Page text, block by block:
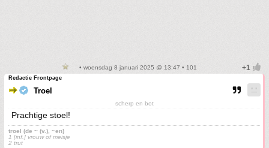
• woensdag 8 januari 2025 @ 13:47 • 101
Redactie Frontpage
Troel
scherp en bot
Prachtige stoel!
troel (de ~ (v.), ~en)
1 [inf.] vrouw of meisje
2 trut